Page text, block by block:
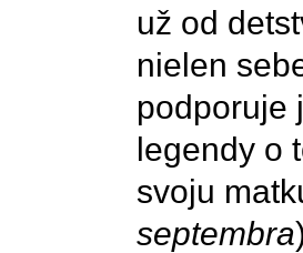
už od
nielen
podporuje
legendy o
svoju
septembra